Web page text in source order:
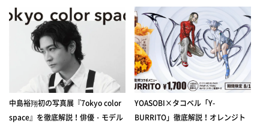
中島裕翔初の写真展『7okyo color
space』を徹底解説！俳優・モデル
YOASOBI×タコベル「Y-
BURRITO」徹底解説！オレンジト